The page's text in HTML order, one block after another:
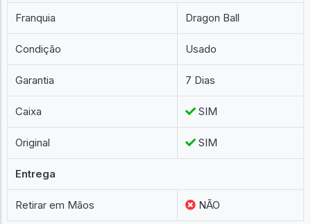
Franquia Dragon Ball
Condição Usado
Garantia 7 Dias
Caixa SIM
Original SIM
Entrega
Retirar em Mãos NÃO